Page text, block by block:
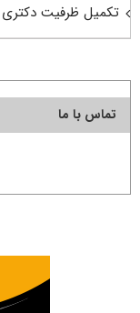
تکمیل ظرفیت دکتری
تماس با ما